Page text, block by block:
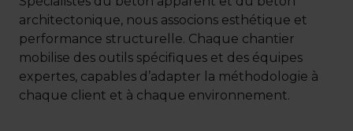
architectonique, nous associons esthétique et
performance structurelle. Chaque chantier
mobilise des outils spécifiques et des équipes
expertes, capables d’adapter la méthodologie à
chaque client et à chaque environnement.